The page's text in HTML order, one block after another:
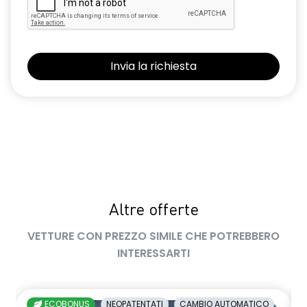
freno di stazionamento elettrico con funzione Auto-Hold
gas climatizzatore 1234YF
HARM03
manuale di uso e manutenzione digitale
Manutenzione Connessa, incluso per 8 anni
occupant safe exit alert
Altre offerte
VETTURE CON PREZZO SIMILE CHE POTREBBERO
INTERESSARTI
ECOBONUS NEOPATENTATI CAMBIO AUTOMATICO